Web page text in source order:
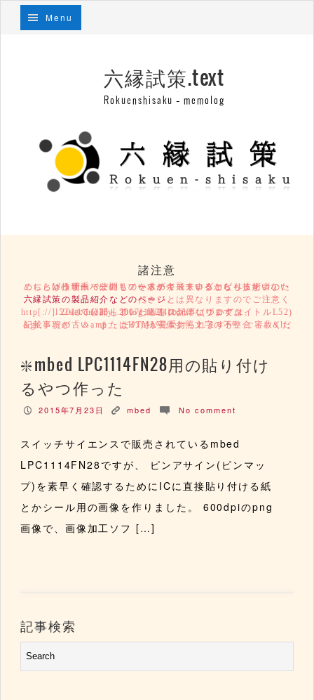
Menu
六縁試策.text
Rokuenshisaku – memolog
諸注意
こちらは技術系っぽいものを求めて飛来するコピペ技術者のために、Webサーバーのリソースが余っているからもったいないという理由で公開しているテキストログとなります。
六縁試策の製品紹介などのページ
とは異なりますのでご注意ください。
2014/11/25～2017/10/24の記事については、http[://]l52secondary[.]blog.fc2[.]com/ (ブログタイトルL52)にて公開していた過去ログになります。
記載事項が古い、またはHTML実体参照文字の不整合（「＆lt; ＆gt;」だの「＆amp;」だの）が見受けられますが、ご容赦ください。
mbed LPC1114FN28用の貼り付け
るやつ作った
P 2015年7月23日 K mbed c No comment
スイッチサイエンスで販売されているmbed
LPC1114FN28ですが、 ピンアサイン(ピンマッ
プ)を素早く確認するためにICに直接貼り付ける紙
とかシール用の画像を作りました。 600dpiのpng
画像で、画像加工ソフ […]
記事検索